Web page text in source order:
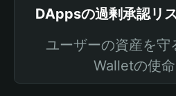
DAppsの過剰承認リ
ユーザーの資産を
Walletの使命